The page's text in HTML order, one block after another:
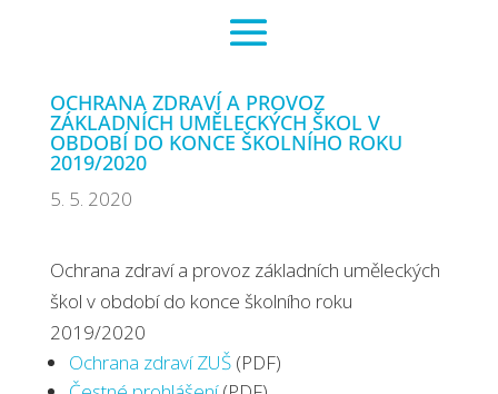
OCHRANA ZDRAVÍ A PROVOZ
ZÁKLADNÍCH UMĚLECKÝCH ŠKOL V
OBDOBÍ DO KONCE ŠKOLNÍHO ROKU
2019/2020
5. 5. 2020
Ochrana zdraví a provoz základních uměleckých
škol v období do konce školního roku
2019/2020
Ochrana zdraví ZUŠ(PDF)